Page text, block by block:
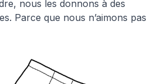
nous les donnons à des
Parce que nous n’aimons pas